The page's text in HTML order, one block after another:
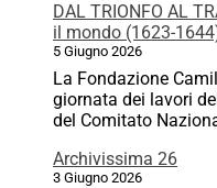
DAL TRIONFO AL
il mondo (1623-
5 Giugno 2026
La Fondazione
giornata dei lavori
del Comitato
Archivissima 26
3 Giugno 2026